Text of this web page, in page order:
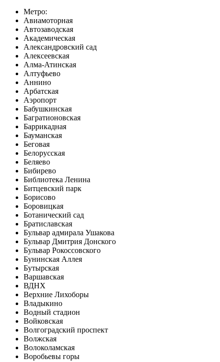
Метро:
Авиамоторная
Автозаводская
Академическая
Александровский сад
Алексеевская
Алма-Атинская
Алтуфьево
Аннино
Арбатская
Аэропорт
Бабушкинская
Багратионовская
Баррикадная
Бауманская
Беговая
Белорусская
Беляево
Бибирево
Библиотека Ленина
Битцевский парк
Борисово
Боровицкая
Ботанический сад
Братиславская
Бульвар адмирала Ушакова
Бульвар Дмитрия Донского
Бульвар Рокоссовского
Бунинская Аллея
Бутырская
Варшавская
ВДНХ
Верхние Лихоборы
Владыкино
Водный стадион
Войковская
Волгоградский проспект
Волжская
Волоколамская
Воробьевы горы